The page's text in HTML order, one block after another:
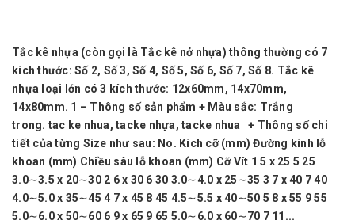
Tắc kê nhựa (còn gọi là Tắc kê nở nhựa) thông thường có 7
kích thước: Số 2, Số 3, Số 4, Số 5, Số 6, Số 7, Số 8. Tắc kê
nhựa loại lớn có 3 kích thước: 12x60mm, 14x70mm,
14x80mm. 1 – Thông số sản phẩm + Màu sắc: Trắng
trong. tac ke nhua, tacke nhựa, tacke nhua + Thông số chi
tiết của từng Size như sau: No. Kích cỡ (mm) Đường kính lỗ
khoan (mm) Chiều sâu lỗ khoan (mm) Cỡ Vít 1 5 x 25 5 25
3.0∼3.5 x 20∼30 2 6 x 30 6 30 3.0∼4.0 x 25∼35 3 7 x 40 7 40
4.0∼5.0 x 35∼45 4 7 x 45 8 45 4.5∼5.5 x 40∼50 5 8 x 55 9 55
5.0∼6.0 x 50∼60 6 9 x 65 9 65 5.0∼6.0 x 60∼70 7 11...